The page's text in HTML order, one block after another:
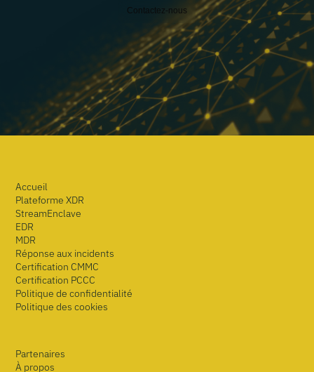
Contactez-nous
Accueil
Plateforme XDR
StreamEnclave
EDR
MDR
Réponse aux incidents
Certification CMMC
Certification PCCC
Politique de confidentialité
Politique des cookies
Partenaires
À propos